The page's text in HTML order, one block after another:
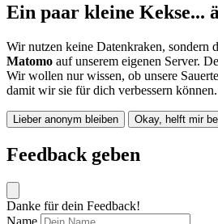
Ein paar kleine Kekse...
Wir nutzen keine Datenkraken, sondern
Matomo auf unserem eigenen Server.
Wir wollen nur wissen, ob unsere
damit wir sie für dich verbessern
Lieber anonym bleiben Okay, helft mir
Feedback geben
Danke für dein Feedback!
Name